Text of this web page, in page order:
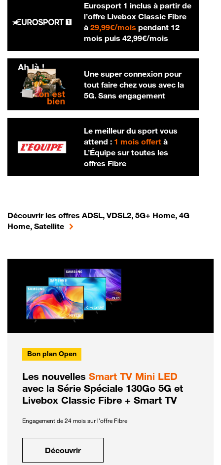
Eurosport 1 inclus à partir de
l’offre Livebox Classic Fibre
à 29,99€/mois29,99 € par mois
pendant 12
mois puis 42,99€/mois42,99 € par
Une super connexion pour
tout faire chez vous avec la
5G. Sans engagement
Le meilleur du sport vous
attend : 1 mois offertà
L’Équipe sur toutes les
offres Fibre
Découvrir les offres ADSL, VDSL2, 5G+ Home, 4G
Home, Satellite
Bon plan Open
Les nouvelles Smart TV Mini LED
avec la Série Spéciale 130Go 5G et
Livebox Classic Fibre + Smart TV
Engagement de 24 mois sur l'offre Fibre
Découvrir